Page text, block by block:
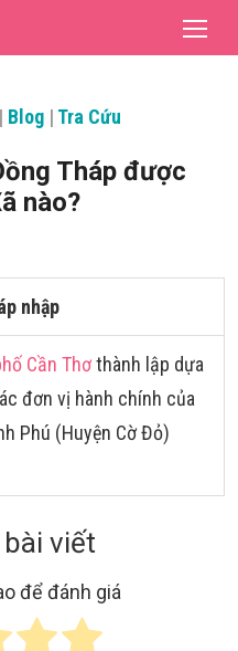
| Blog | Tra Cứu
Tháp được
nào?
nhập
Cần Thơthành lập dựa
đơn vị hành chính của
Phú (Huyện Cờ Đỏ)
viết
để đánh giá